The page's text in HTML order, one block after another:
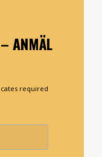
ANMÄL
required